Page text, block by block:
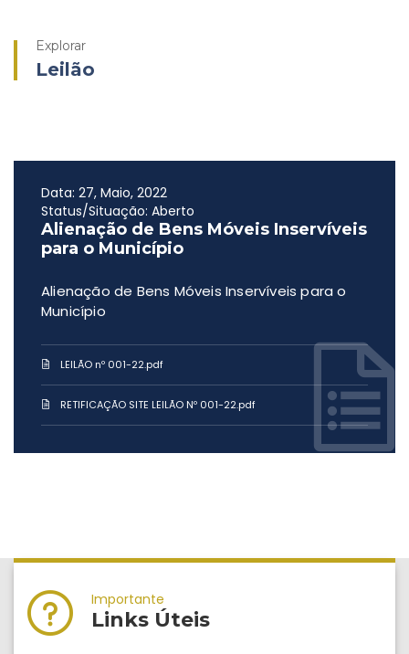
Explorar
Leilão
Data: 27, Maio, 2022
Status/Situação: Aberto
Alienação de Bens Móveis Inservíveis
para o Município
Alienação de Bens Móveis Inservíveis para o
Município
LEILÃO nº 001-22.pdf
RETIFICAÇÃO SITE LEILÃO Nº 001-22.pdf
Importante
Links Úteis